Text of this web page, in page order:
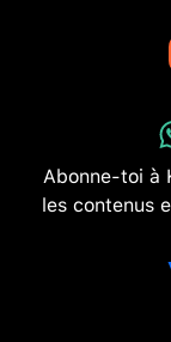
Abonne-toi à
les contenus